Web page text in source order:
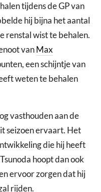
tijdens de GP van
hij bijna het aantal
renstal wist te behalen.
vanMax
een schijntje van
weten te behalen
vasthouden aan de
seizoen ervaart. Het
die hij heeft
hoopt dan ook
ervoor zorgen dat hij
rijden.